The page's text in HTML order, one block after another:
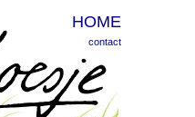
HOME
contact